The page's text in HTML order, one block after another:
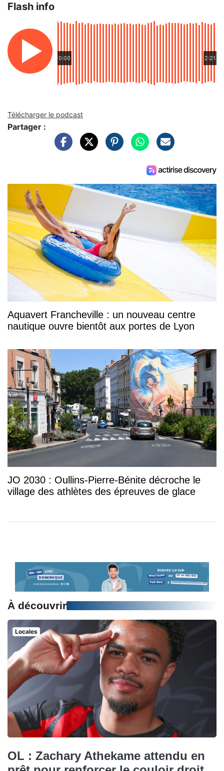
Flash info
0:00 2:21
Télécharger le podcast
Partager :
Aquavert Francheville : un nouveau centre
nautique ouvre bientôt aux portes de Lyon
JO 2030 : Oullins-Pierre-Bénite décroche le
village des athlètes des épreuves de glace
À découvrir
Locales
OL : Zachary Athekame attendu en